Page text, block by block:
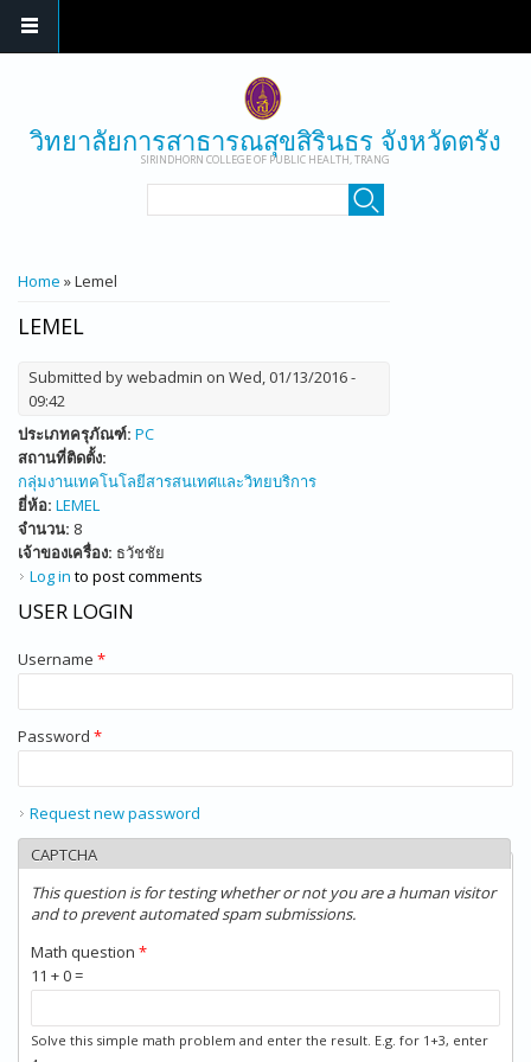
วิทยาลัยการสาธารณสุขสิรินธร จังหวัดตรัง
SIRINDHORN COLLEGE OF PUBLIC HEALTH, TRANG
YOU ARE HERE
Home » Lemel
LEMEL
Submitted bywebadmin on Wed, 01/13/2016 -
09:42
ประเภทครุภัณฑ์: PC
สถานที่ติดตั้ง:
กลุ่มงานเทคโนโลยีสารสนเทศและวิทยบริการ
ยี่ห้อ: LEMEL
จำนวน: 8
เจ้าของเครื่อง: ธวัชชัย
Log in to post comments
USER LOGIN
Username *
Password *
Request new password
CAPTCHA
This question is for testing whether or not you are a human visitor
and to prevent automated spam submissions.
Math question *
11 + 0 =
Solve this simple math problem and enter the result. E.g. for 1+3, enter